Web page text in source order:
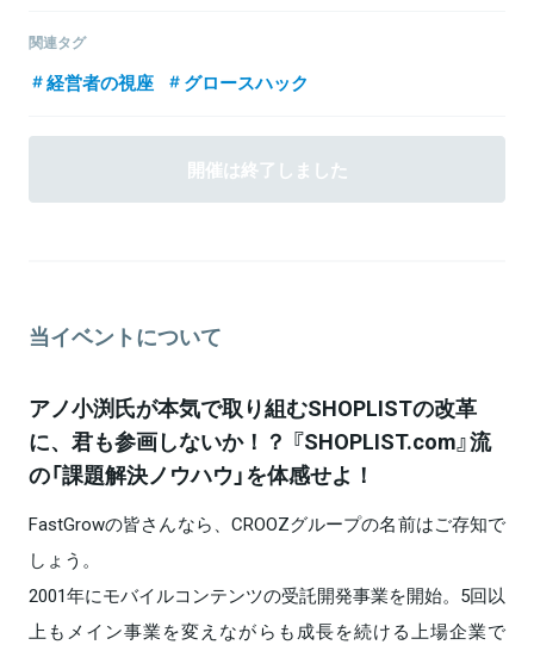
関連情報をみる
ーズが時価総額1兆円企業を目指すため、経営人材100人のグループ
進化構想」実現のため、若手の有望起業家、起業家予備軍の発掘・リ
にてECサイトの機能プランニング業務を経験後、ファストファッシ
ング営業、経営企画、財務、新卒採用等、幅広い業務を経験。ま
で最年少マネージャーとなり、プロダクトの更なる拡大に寄与。現
業スキルの底上げ・営業フローの仕組化により、組織の成果最大化
を担当する。
関連タグ
経営者の視座 グロースハック
開催は終了しました
当イベントについて
アノ小渕氏が本気で取り組むSHOPLISTの改革
に、君も参画しないか！？ 『SHOPLIST.com』流
の「課題解決ノウハウ」を体感せよ！
FastGrowの皆さんなら、CROOZグループの名前はご存知で
しょう。
2001年にモバイルコンテンツの受託開発事業を開始。5回以
上もメイン事業を変えながらも成長を続ける上場企業で